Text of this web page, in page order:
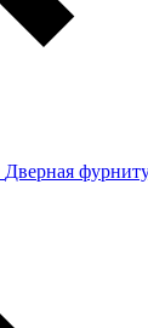
Дверная